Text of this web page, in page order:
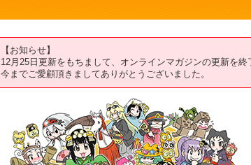
【お知らせ】
12月25日更新をもちまして、オンラインマガジンの更新を終
今までご愛顧頂きましてありがとうございました。